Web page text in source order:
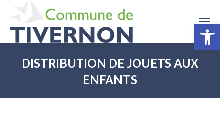
DISTRIBUTION DE JOUETS AUX
ENFANTS